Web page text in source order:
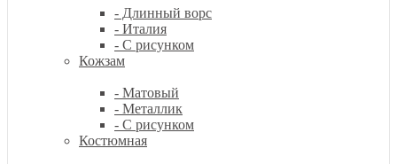
- Длинный ворс
- Италия
- С рисунком
Кожзам
- Матовый
- Металлик
- С рисунком
Костюмная